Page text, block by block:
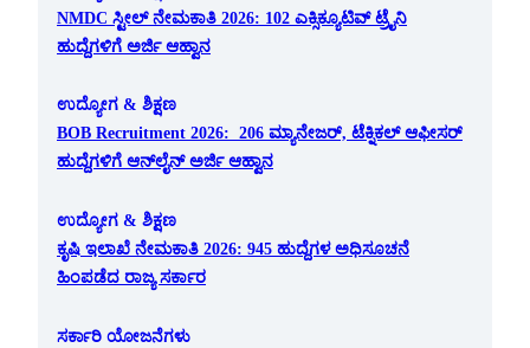
NMDC ಸ್ಟೀಲ್ ನೇಮಕಾತಿ 2026: 102 ಎಕ್ಸಿಕ್ಯೂಟಿವ್ ಟ್ರೈನಿ
ಹುದ್ದೆಗಳಿಗೆ ಅರ್ಜಿ ಆಹ್ವಾನ
ಉದ್ಯೋಗ & ಶಿಕ್ಷಣ
BOB Recruitment 2026: 206 ಮ್ಯಾನೇಜರ್, ಟೆಕ್ನಿಕಲ್ ಆಫೀಸರ್
ಹುದ್ದೆಗಳಿಗೆ ಆನ್‌ಲೈನ್ ಅರ್ಜಿ ಆಹ್ವಾನ
ಉದ್ಯೋಗ & ಶಿಕ್ಷಣ
ಕೃಷಿ ಇಲಾಖೆ ನೇಮಕಾತಿ 2026: 945 ಹುದ್ದೆಗಳ ಅಧಿಸೂಚನೆ
ಹಿಂಪಡೆದ ರಾಜ್ಯ ಸರ್ಕಾರ
ಸರ್ಕಾರಿ ಯೋಜನೆಗಳು